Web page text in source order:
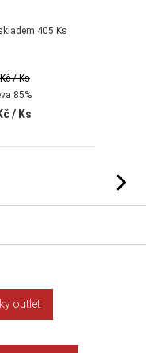
/ Ks
85%
/ Ks
405 Ks
outlet